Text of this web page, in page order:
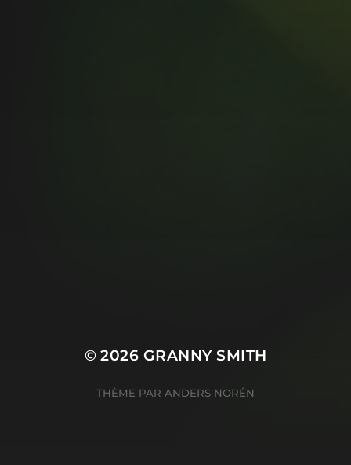
© 2026 GRANNY SMITH
THÈME PAR ANDERS NORÉN